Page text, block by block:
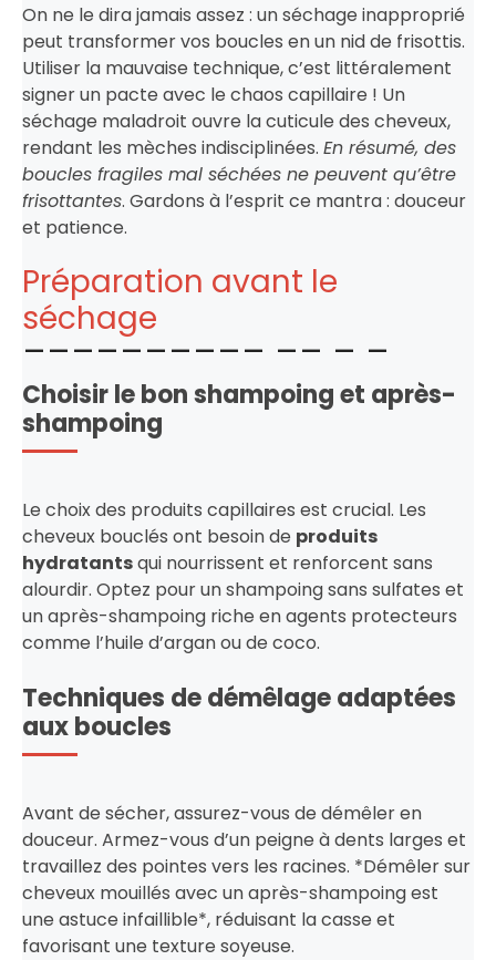
On ne le dira jamais assez : un séchage inapproprié
peut transformer vos boucles en un nid de frisottis.
Utiliser la mauvaise technique, c’est littéralement
signer un pacte avec le chaos capillaire ! Un
séchage maladroit ouvre la cuticule des cheveux,
rendant les mèches indisciplinées. En résumé, des
boucles fragiles mal séchées ne peuvent qu’être
frisottantes. Gardons à l’esprit ce mantra : douceur
et patience.
Préparation avant le
séchage
Choisir le bon shampoing et après-
shampoing
Le choix des produits capillaires est crucial. Les
cheveux bouclés ont besoin de produits
hydratantsqui nourrissent et renforcent sans
alourdir. Optez pour un shampoing sans sulfates et
un après-shampoing riche en agents protecteurs
comme l’huile d’argan ou de coco.
Techniques de démêlage adaptées
aux boucles
Avant de sécher, assurez-vous de démêler en
douceur. Armez-vous d’un peigne à dents larges et
travaillez des pointes vers les racines. *Démêler sur
cheveux mouillés avec un après-shampoing est
une astuce infaillible*, réduisant la casse et
favorisant une texture soyeuse.